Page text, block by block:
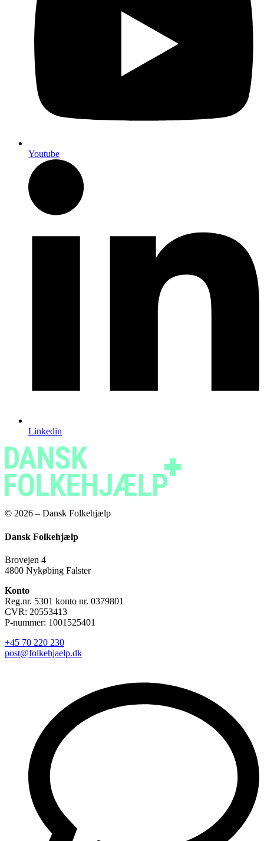
Youtube
Linkedin
© 2026 – Dansk Folkehjælp
Dansk Folkehjælp
Brovejen 4
4800 Nykøbing Falster
Konto
Reg.nr. 5301 konto nr. 0379801
CVR: 20553413
P-nummer: 1001525401
+45 70 220 230
post@folkehjaelp.dk